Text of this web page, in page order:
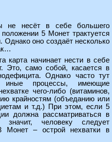
не несёт в себе большего
5 Монет трактуется
Однако оно создаёт несколько
карта начинает нести в себе
Это, само собой, касается в
Однако часто тут
иные процессы, имеющие
чего-либо (витаминов,
крайностям (объеданию или
и т.д.) При этом, если 5
должна рассматриваться в
человеку следует
Монет – острой нехватки в